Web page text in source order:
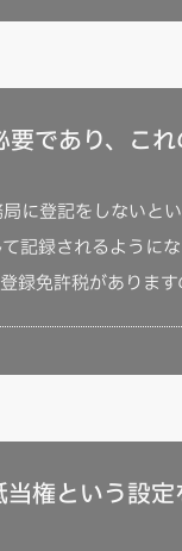
であり、こ
に登記をしないと
記録されるように
録免許税があります
権という設